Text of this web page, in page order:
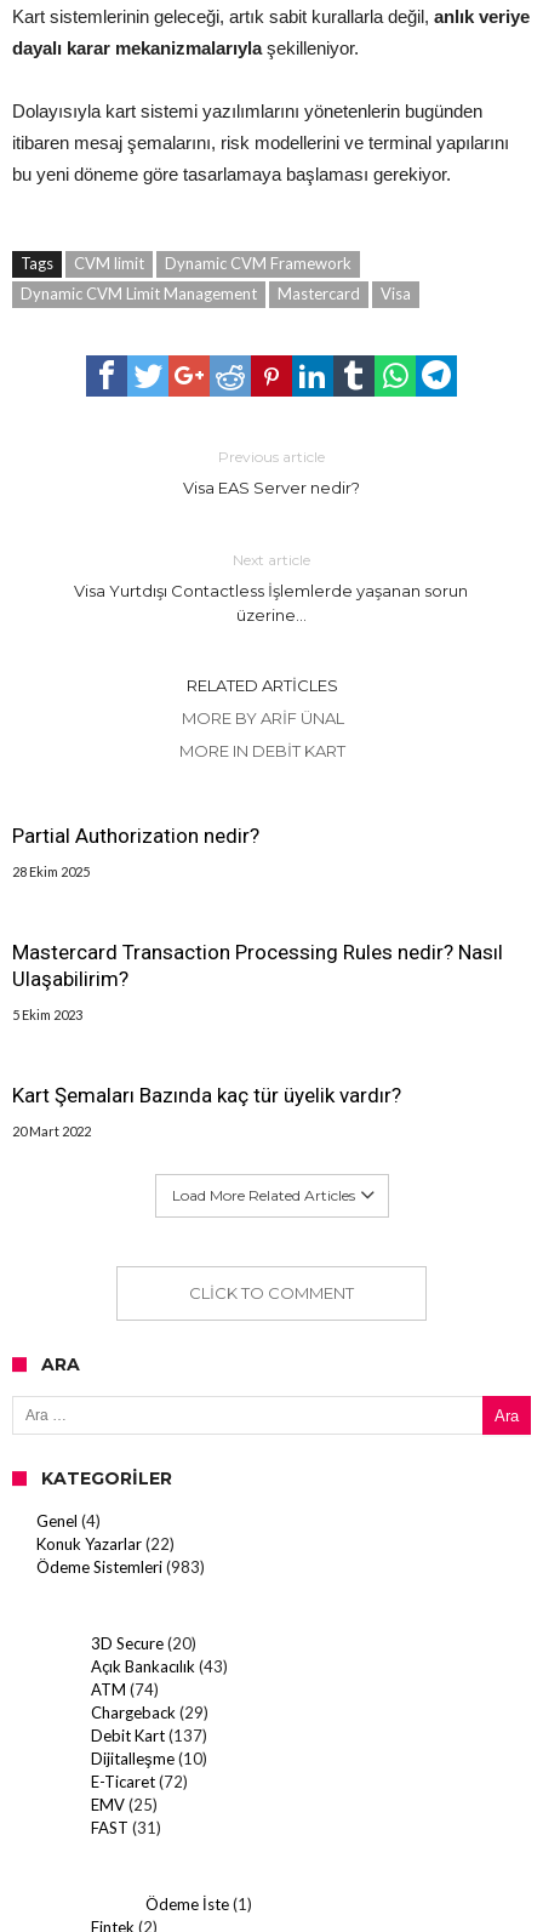
Kart sistemlerinin geleceği, artık sabit kurallarla değil, anlık veriye
dayalı karar mekanizmalarıylaşekilleniyor.
Dolayısıyla kart sistemi yazılımlarını yönetenlerin bugünden
itibaren mesaj şemalarını, risk modellerini ve terminal yapılarını
bu yeni döneme göre tasarlamaya başlaması gerekiyor.
Tags CVM limit
Dynamic CVM Framework
Dynamic CVM Limit Management
Mastercard Visa
Previous article
Visa EAS Server nedir?
Next article
Visa Yurtdışı Contactless İşlemlerde yaşanan sorun
üzerine…
RELATED ARTICLES
MORE BY ARIF ÜNAL
MORE IN DEBIT KART
Partial Authorization nedir?
28 Ekim 2025
Mastercard Transaction Processing Rules nedir? Nasıl
Ulaşabilirim?
5 Ekim 2023
Kart Şemaları Bazında kaç tür üyelik vardır?
20 Mart 2022
Load More Related Articles
CLICK TO COMMENT
ARA
Arama:
KATEGORILER
Genel (4)
Konuk Yazarlar(22)
Ödeme Sistemleri(983)
3D Secure(20)
Açık Bankacılık (43)
ATM (74)
Chargeback (29)
Debit Kart(137)
Dijitalleşme(10)
E-Ticaret(72)
EMV(25)
FAST (31)
Ödeme İste(1)
Fintek (2)